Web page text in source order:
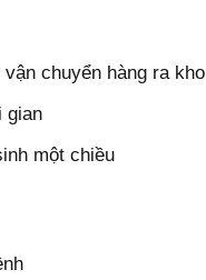
chuyển hàng ra kho
gian
một chiều